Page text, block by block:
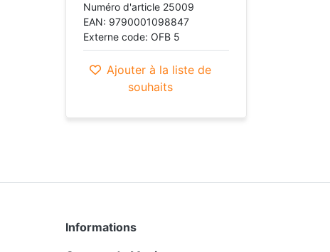
Numéro d'article 25009
EAN: 9790001098847
Externe code: OFB 5
Ajouter à la liste de
souhaits
Informations